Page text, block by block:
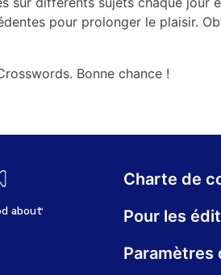
pour prolonger le plaisir.
Bonne chance !
about
Charte de
Pour les
Paramètres